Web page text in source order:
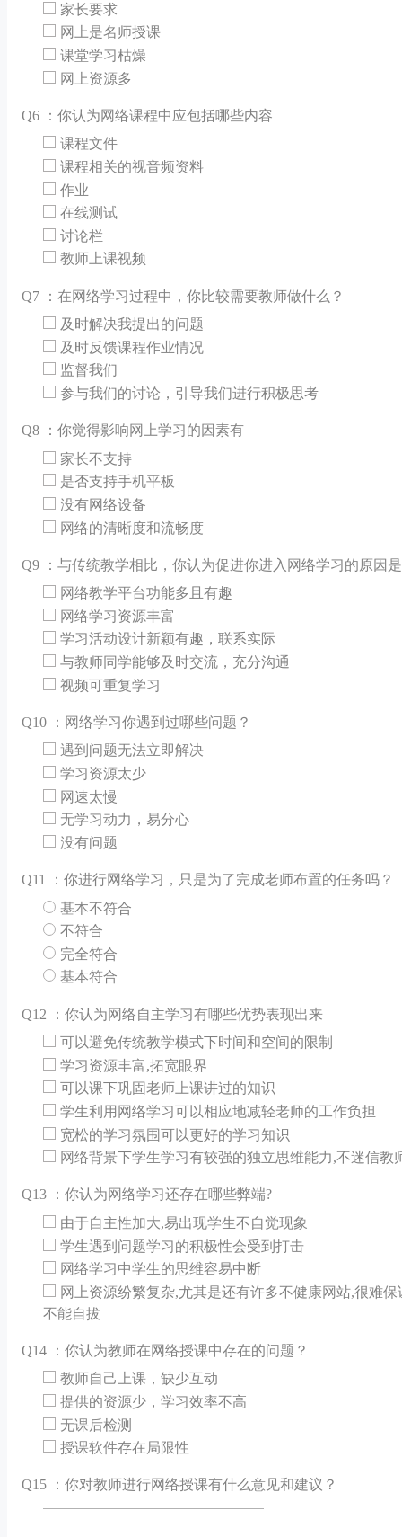
家长要求
网上是名师授课
课堂学习枯燥
网上资源多
Q6 ：你认为网络课程中应包括哪些内容
课程文件
课程相关的视音频资料
作业
在线测试
讨论栏
教师上课视频
Q7 ：在网络学习过程中，你比较需要教师做什么？
及时解决我提出的问题
及时反馈课程作业情况
监督我们
参与我们的讨论，引导我们进行积极思考
Q8 ：你觉得影响网上学习的因素有
家长不支持
是否支持手机平板
没有网络设备
网络的清晰度和流畅度
Q9 ：与传统教学相比，你认为促进你进入网络学习的原因是
网络教学平台功能多且有趣
网络学习资源丰富
学习活动设计新颖有趣，联系实际
与教师同学能够及时交流，充分沟通
视频可重复学习
Q10 ：网络学习你遇到过哪些问题？
遇到问题无法立即解决
学习资源太少
网速太慢
无学习动力，易分心
没有问题
Q11 ：你进行网络学习，只是为了完成老师布置的任务吗？
基本不符合
不符合
完全符合
基本符合
Q12 ：你认为网络自主学习有哪些优势表现出来
可以避免传统教学模式下时间和空间的限制
学习资源丰富,拓宽眼界
可以课下巩固老师上课讲过的知识
学生利用网络学习可以相应地减轻老师的工作负担
宽松的学习氛围可以更好的学习知识
网络背景下学生学习有较强的独立思维能力,不迷信教
Q13 ：你认为网络学习还存在哪些弊端?
由于自主性加大,易出现学生不自觉现象
学生遇到问题学习的积极性会受到打击
网络学习中学生的思维容易中断
网上资源纷繁复杂,尤其是还有许多不健康网站,很难
不能自拔
Q14 ：你认为教师在网络授课中存在的问题？
教师自己上课，缺少互动
提供的资源少，学习效率不高
无课后检测
授课软件存在局限性
Q15 ：你对教师进行网络授课有什么意见和建议？